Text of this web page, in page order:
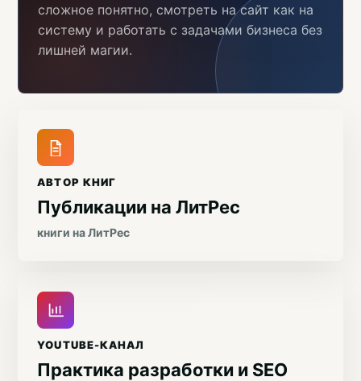
сложное понятно, смотреть на сайт как на
систему и работать с задачами бизнеса без
лишней магии.
АВТОР КНИГ
Публикации на ЛитРес
книги на ЛитРес
YOUTUBE-КАНАЛ
Практика разработки и SEO